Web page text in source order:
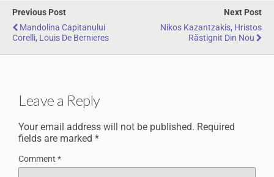
Previous Post
Mandolina Capitanului
Corelli, Louis De Bernieres
Next Post
Nikos Kazantzakis, Hristos
Răstignit Din Nou
Leave a Reply
Your email address will not be published. Required
fields are marked *
Comment *